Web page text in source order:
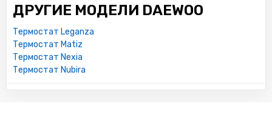
ДРУГИЕ МОДЕЛИ DAEWOO
Термостат Leganza
Термостат Matiz
Термостат Nexia
Термостат Nubira